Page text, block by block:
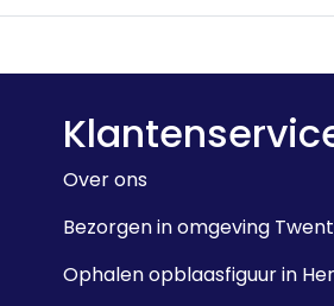
Over ons
Bezorgen in omgeving
Ophalen opblaasfiguur in